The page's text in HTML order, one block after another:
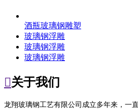
酒瓶玻璃钢雕塑
玻璃钢浮雕
玻璃钢浮雕
玻璃钢浮雕
关于我们
龙翔玻璃钢工艺有限公司成立多年来，一